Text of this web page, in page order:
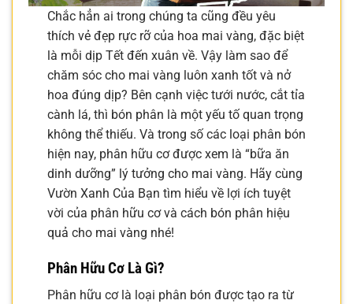
Chắc hẳn ai trong chúng ta cũng đều yêu
thích vẻ đẹp rực rỡ của hoa mai vàng, đặc biệt
là mỗi dịp Tết đến xuân về. Vậy làm sao để
chăm sóc cho mai vàng luôn xanh tốt và nở
hoa đúng dịp? Bên cạnh việc tưới nước, cắt tỉa
cành lá, thì bón phân là một yếu tố quan trọng
không thể thiếu. Và trong số các loại phân bón
hiện nay, phân hữu cơ được xem là “bữa ăn
dinh dưỡng” lý tưởng cho mai vàng. Hãy cùng
Vườn Xanh Của Bạn tìm hiểu về lợi ích tuyệt
vời của phân hữu cơ và cách bón phân hiệu
quả cho mai vàng nhé!
Phân Hữu Cơ Là Gì?
Phân hữu cơ là loại phân bón được tạo ra từ